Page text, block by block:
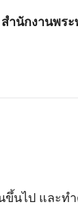
สำนักงานพร
นไป และท